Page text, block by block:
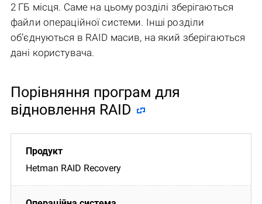
2 ГБ місця. Саме на цьому розділі зберігаються
файли операційної системи. Інші розділи
об’єднуються в RAID масив, на який зберігаються
дані користувача.
Порівняння програм для
відновлення RAID
Hetman RAID Recovery